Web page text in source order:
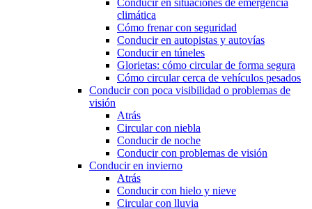
Conducir en situaciones de emergencia
climática
Cómo frenar con seguridad
Conducir en autopistas y autovías
Conducir en túneles
Glorietas: cómo circular de forma segura
Cómo circular cerca de vehículos pesados
Conducir con poca visibilidad o problemas de
visión
Atrás
Circular con niebla
Conducir de noche
Conducir con problemas de visión
Conducir en invierno
Atrás
Conducir con hielo y nieve
Circular con lluvia